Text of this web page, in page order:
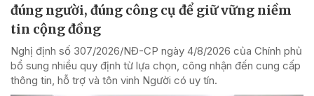
đúng người, đúng công cụ để giữ vững niềm
tin cộng đồng
Nghị định số 307/2026/NĐ-CP ngày 4/8/2026 của Chính phủ
bổ sung nhiều quy định từ lựa chọn, công nhận đến cung cấp
thông tin, hỗ trợ và tôn vinh Người có uy tín.